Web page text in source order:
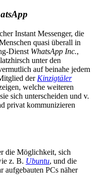
Instant Messenger, die
quasi überall in
Dienst WhatsApp Inc.,
unter den
auf beinahe jedem
der Kinzigtäler
welche weiteren
sich unterscheiden und v.
privat kommunizieren
die Möglichkeit, sich
z. B. Ubuntu, und die
aufgebauten PCs näher